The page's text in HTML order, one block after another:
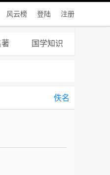
风云榜 登陆 注册
国学知识
佚名